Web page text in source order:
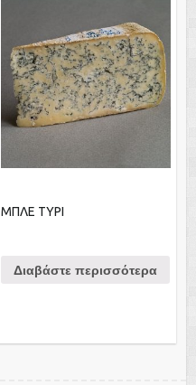
ΜΠΛΕ ΤΥΡΙ
Διαβάστε περισσότερα